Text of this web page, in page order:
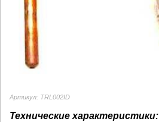
Артикул: TRL002ID
Технические характеристики: